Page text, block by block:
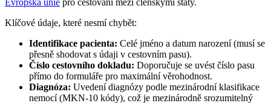
Klíčové údaje, které nesmí chybět:
Identifikace pacienta: Celé jméno a datum narození (musí se
přesně shodovat s údaji v cestovním pasu).
Číslo cestovního dokladu: Doporučuje se uvést číslo pasu
přímo do formuláře pro maximální věrohodnost.
Diagnóza: Uvedení diagnózy podle mezinárodní klasifikace
nemocí (MKN-10 kódy), což je mezinárodně srozumitelný